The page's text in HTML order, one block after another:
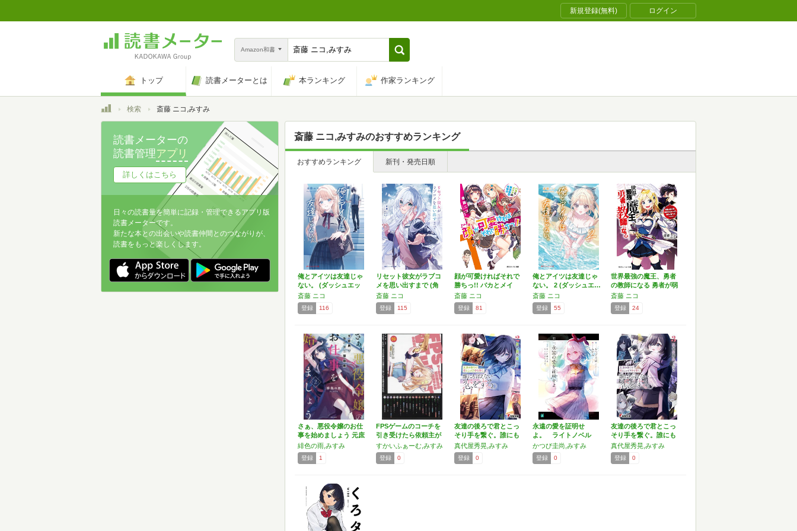
新規登録(無料) ログイン
Amazon和書
トップ 読書メーターとは 本ランキング 作家ランキング
トップ検索 斎藤 ニコ,みすみ
斎藤 ニコ,みすみのおすすめランキング
おすすめランキング 新刊・発売日順
俺とアイツは友達じゃ
ない。 (ダッシュエッ
ク…
斎藤 ニコ
登録 116
リセット彼女がラブコ
メを思い出すまで (角
川…
斎藤 ニコ
登録 115
顔が可愛ければそれで
勝ちっ!! バカとメイ
ド…
斎藤 ニコ
登録 81
俺とアイツは友達じゃ
ない。 2 (ダッシュエ…
斎藤 ニコ
登録 55
世界最強の魔王、勇者
の教師になる 勇者が弱
す…
斎藤 ニコ
登録 24
さぁ、悪役令嬢のお仕
事を始めましょう 元庶
民…
緋色の雨,みすみ
登録 1
FPSゲームのコーチを
引き受けたら依頼主が
人…
すかいふぁーむ,みすみ
登録 0
友達の後ろで君とこっ
そり手を繋ぐ。誰にも
言え…
真代屋秀晃,みすみ
登録 0
永遠の愛を証明せ
よ。 ライトノベル
1-2巻…
かつび圭尚,みすみ
登録 0
友達の後ろで君とこっ
そり手を繋ぐ。誰にも
言え…
真代屋秀晃,みすみ
登録 0
読書メーターの
読書管理アプリ
詳しくはこちら
日々の読書量を簡単に記録・管理できるアプリ版
読書メーターです。
新たな本との出会いや読書仲間とのつながりが、
読書をもっと楽しくします。